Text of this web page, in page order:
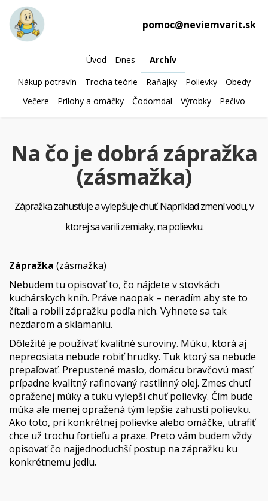
pomoc@neviemvarit.sk
Úvod Dnes
Archív
Nákup potravín
Trocha teórie Raňajky Polievky
Obedy
Večere
Prílohy a omáčky Čodomdal Výrobky Pečivo
Na čo je dobrá zápražka
(zásmažka)
Zápražka zahusťuje a vylepšuje chuť. Napríklad zmení vodu, v
ktorej sa varili zemiaky, na polievku.
Zápražka (zásmažka)
Nebudem tu opisovať to, čo nájdete v stovkách
kuchárskych kníh. Práve naopak – neradím aby ste to
čítali a robili zápražku podľa nich. Vyhnete sa tak
nezdarom a sklamaniu.
Dôležité je používať kvalitné suroviny. Múku, ktorá aj
nepreosiata nebude robiť hrudky. Tuk ktorý sa nebude
prepaľovať. Prepustené maslo, domácu bravčovú masť
prípadne kvalitný rafinovaný rastlinný olej. Zmes chutí
opraženej múky a tuku vylepší chuť polievky. Čím bude
múka ale menej opražená tým lepšie zahustí polievku.
Ako toto, pri konkrétnej polievke alebo omáčke, utrafiť
chce už trochu fortieľu a praxe. Preto vám budem vždy
opisovať čo najjednoduchší postup na zápražku ku
konkrétnemu jedlu.